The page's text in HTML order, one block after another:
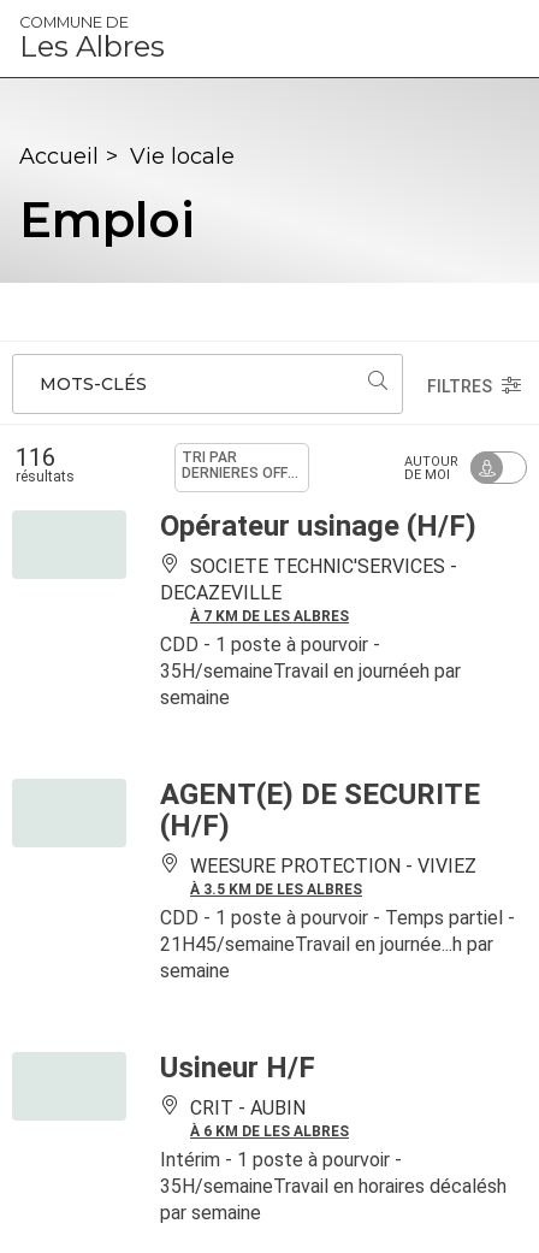
Panneau de gestion des cookies
COMMUNE DE
Les Albres
Accueil > Vie locale
Emploi
MOTS-CLÉS FILTRES
116
résultats
TRI PAR
DERNIÈRES OFFRES
AUTOUR
DE MOI
Opérateur usinage (H/F)
SOCIETE TECHNIC'SERVICES -
DECAZEVILLE
À 7 KM DE LES ALBRES
CDD - 1 poste à pourvoir -
35H/semaineTravail en journéeh par
semaine
AGENT(E) DE SECURITE
(H/F)
WEESURE PROTECTION - VIVIEZ
À 3.5 KM DE LES ALBRES
CDD - 1 poste à pourvoir - Temps partiel -
21H45/semaineTravail en journée...h par
semaine
Usineur H/F
CRIT - AUBIN
À 6 KM DE LES ALBRES
Intérim - 1 poste à pourvoir -
35H/semaineTravail en horaires décalésh
par semaine